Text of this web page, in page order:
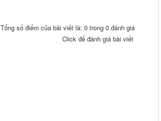
Tổng số điểm của bài viết là: 0 trong 0 đánh giá
Click để đánh giá bài viết